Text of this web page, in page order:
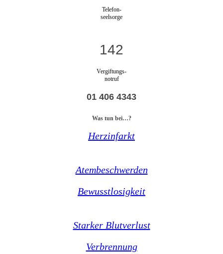
Telefon-
seelsorge
142
Vergiftungs-
notruf
01 406 4343
Was tun bei…?
Herzinfarkt
Atembeschwerden
Bewusstlosigkeit
Starker Blutverlust
Verbrennung